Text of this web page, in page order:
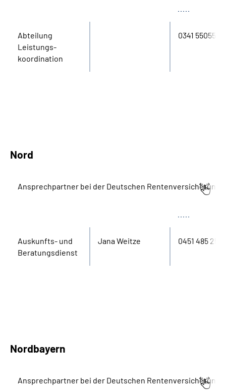
Abteilung
Leistungs­
koordination
0341 55055
Nord
Ansprechpartner bei der Deutschen Rentenversicherung
Aus­kunfts- und
Beratungs­dienst
Jana Weitze 0451 485
Nordbayern
Ansprechpartner bei der Deutschen Rentenversicherung